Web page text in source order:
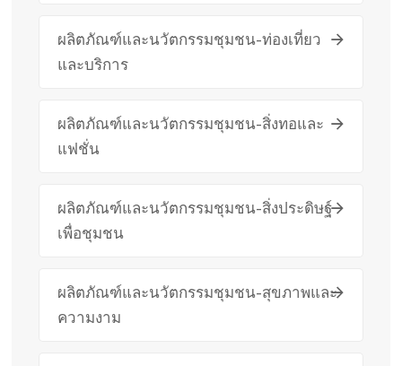
ผลิตภัณฑ์และนวัตกรรมชุมชน-ท่องเที่ยว
และบริการ
ผลิตภัณฑ์และนวัตกรรมชุมชน-สิ่งทอและ
แฟชั่น
ผลิตภัณฑ์และนวัตกรรมชุมชน-สิ่งประดิษฐ์
เพื่อชุมชน
ผลิตภัณฑ์และนวัตกรรมชุมชน-สุขภาพและ
ความงาม